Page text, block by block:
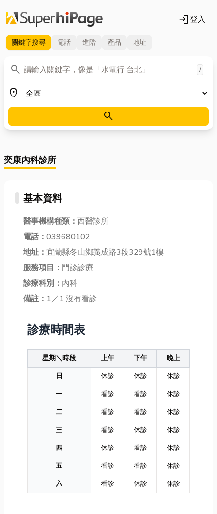
login登入
關鍵字搜尋 電話 進階 產品 地址
search
關鍵字 /
place
地區
search
奕康內科診所
基本資料
醫事機構種類： 西醫診所
電話： 039680102
地址： 宜蘭縣冬山鄉義成路3段329號1樓
服務項目： 門診診療
診療科別： 內科
備註： 1／1 沒有看診
診療時間表
星期＼時段 上午 下午
晚上
日
休診 休診
休診
一
看診 看診
休診
二
看診 看診
休診
三
看診 休診
休診
四
休診 看診
休診
五
看診 看診
休診
六
看診 休診 休診